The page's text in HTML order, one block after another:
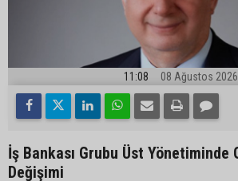
11:08 08 Ağustos 2026
İş Bankası Grubu Üst Yönetiminde
Değişimi